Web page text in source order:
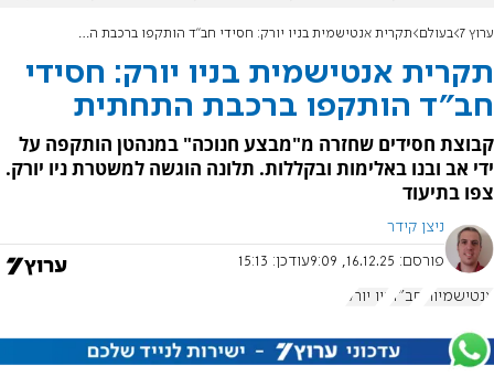
ערוץ 7 בעולם תקרית אנטישמית בניו יורק: חסידי חב"ד הותקפו ברכבת התחתית
תקרית אנטישמית בניו יורק: חסידי
חב"ד הותקפו ברכבת התחתית
קבוצת חסידים שחזרה מ"מבצע חנוכה" במנהטן הותקפה על
ידי אב ובנו באלימות ובקללות. תלונה הוגשה למשטרת ניו יורק.
צפו בתיעוד
ניצן קידר
פורסם: 16.12.25, 9:09 עודכן: 15:13
אנטישמיות חב"ד ניו יורק